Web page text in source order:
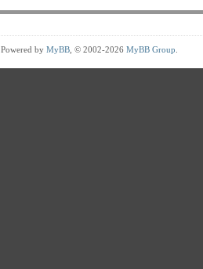
, Powered by MyBB , © 2002-2026 MyBB Group